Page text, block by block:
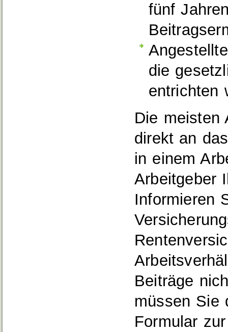
fünf
die
entrichten
Die meisten
direkt an
in einem
Arbeitgeber
Informieren
Beiträge
müssen Sie
Formular